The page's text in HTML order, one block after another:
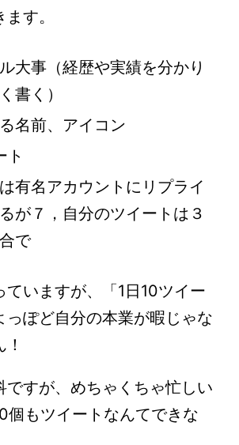
す。
大事（経歴や実績を分かり
書く）
名前、アイコン
ト
有名アカウントにリプライ
が７，自分のツイートは３
で
ていますが、「1日10ツイー
っぽど自分の本業が暇じゃな
ですが、めちゃくちゃ忙しい
個もツイートなんてできな